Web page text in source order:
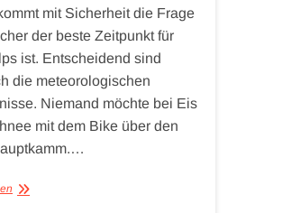
mit Sicherheit die Frage
der beste Zeitpunkt für
ist. Entscheidend sind
die meteorologischen
Niemand möchte bei Eis
mit dem Bike über den